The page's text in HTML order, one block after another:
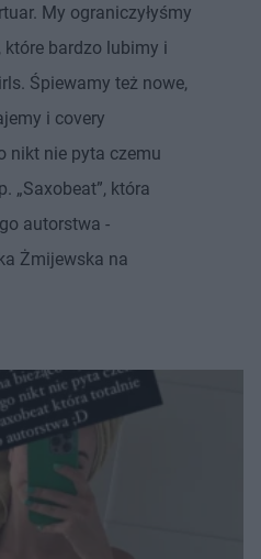
My ograniczyłyśmy
które bardzo lubimy i
Śpiewamy też nowe,
i covery
nikt nie pyta czemu
„Saxobeat”, która
autorstwa -
Żmijewska na